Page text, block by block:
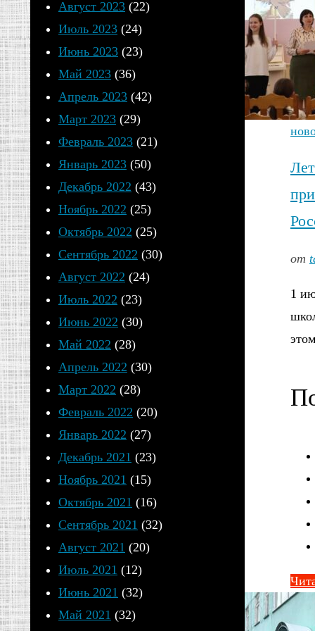
от
1
Август 2023 (22)
Июль 2023 (24)
Июнь 2023 (23)
Май 2023 (36)
Апрель 2023 (42)
Март 2023 (29)
Февраль 2023 (21)
Январь 2023 (50)
Декабрь 2022 (43)
Ноябрь 2022 (25)
Октябрь 2022 (25)
Сентябрь 2022 (30)
Август 2022 (24)
Июль 2022 (23)
Июнь 2022 (30)
Май 2022 (28)
Апрель 2022 (30)
Март 2022 (28)
Февраль 2022 (20)
Январь 2022 (27)
Декабрь 2021 (23)
Ноябрь 2021 (15)
Октябрь 2021 (16)
Сентябрь 2021 (32)
Август 2021 (20)
Июль 2021 (12)
Июнь 2021 (32)
Май 2021 (32)